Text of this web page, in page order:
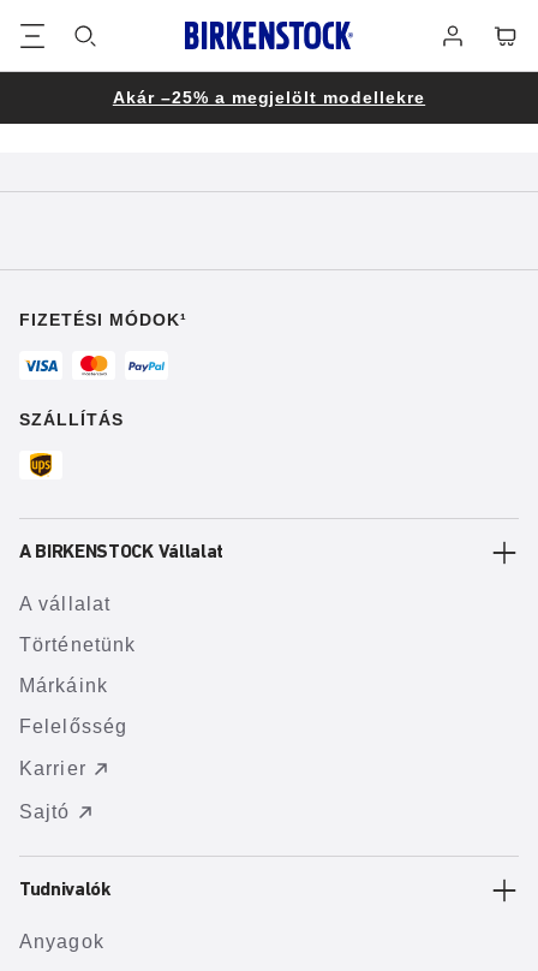
Akár –25% a megjelölt modellekre
FIZETÉSI MÓDOK¹
SZÁLLÍTÁS
A BIRKENSTOCK Vállalat
A vállalat
Történetünk
Márkáink
Felelősség
Karrier
Sajtó
Tudnivalók
Anyagok